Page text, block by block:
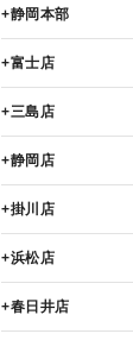
静岡本部
富士店
三島店
静岡店
掛川店
浜松店
春日井店